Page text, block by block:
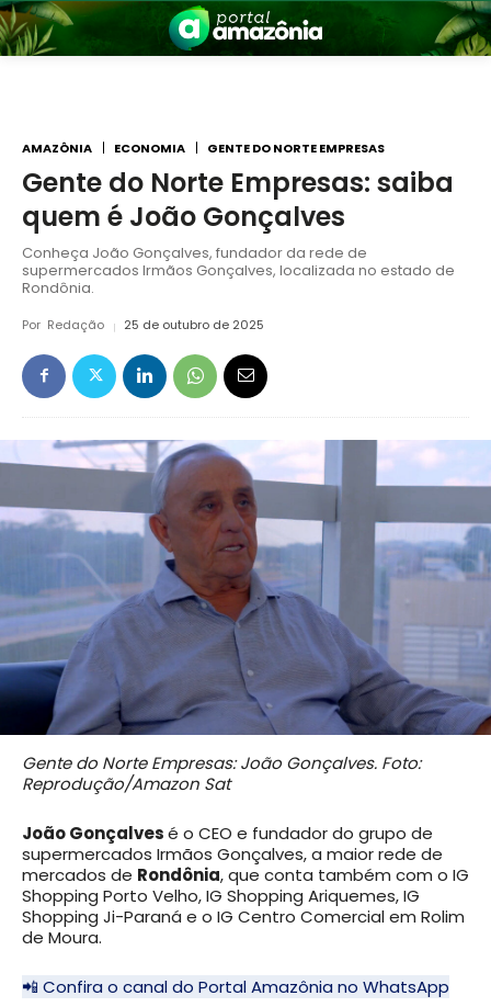
Amazônia
AMAZÔNIA ECONOMIA GENTE DO NORTE EMPRESAS
Gente do Norte Empresas: saiba
quem é João Gonçalves
Conheça João Gonçalves, fundador da rede de
supermercados Irmãos Gonçalves, localizada no estado de
Rondônia.
Por Redação 25 de outubro de 2025
Gente do Norte Empresas: João Gonçalves. Foto:
Reprodução/Amazon Sat
João Gonçalvesé o CEO e fundador do grupo de
supermercados Irmãos Gonçalves, a maior rede de
mercados de Rondônia, que conta também com o IG
Shopping Porto Velho, IG Shopping Ariquemes, IG
Shopping Ji-Paraná e o IG Centro Comercial em Rolim
de Moura.
📲 Confira o canal do Portal Amazônia no WhatsApp